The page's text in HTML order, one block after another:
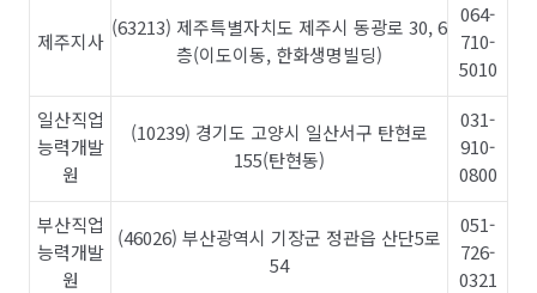
제주지사
(63213) 제주특별자치도 제주시 동광로 30, 6
층(이도이동, 한화생명빌딩)
064-
710-
5010
일산직업
능력개발
원
(10239) 경기도 고양시 일산서구 탄현로
155(탄현동)
031-
910-
0800
부산직업
능력개발
원
(46026) 부산광역시 기장군 정관읍 산단5로
54
051-
726-
0321